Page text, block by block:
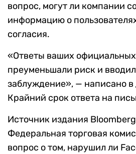
вопрос, могут ли компании
информацию о
согласия.
«Ответы ваших
преуменьшали риск и
заблуждение», — написано в
Крайний срок ответа на
Источник издания Bloomberg
Федеральная торговая
вопрос о том, нарушил ли